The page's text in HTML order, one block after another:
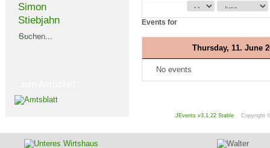
Simon
Stiebjahn
...
Suchen
Events for
Thursday, 11. June
No events
JEvents v3.1.22 Stable Copyright